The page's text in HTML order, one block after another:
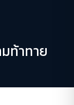
ท้าทาย